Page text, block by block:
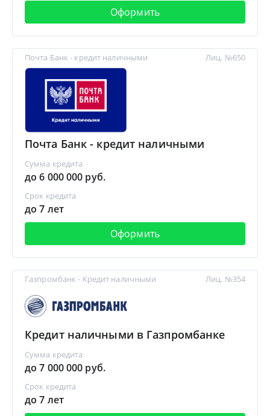
Оформить
Почта Банк - кредит наличными
Почта Банк - кредит наличными
Сумма кредита
до 6 000 000 руб.
Срок кредита
до 7 лет
Оформить
Лиц. №650
Газпромбанк - Кредит наличными
Кредит наличными в Газпромбанке
Сумма кредита
до 7 000 000 руб.
Срок кредита
до 7 лет
Лиц. №354